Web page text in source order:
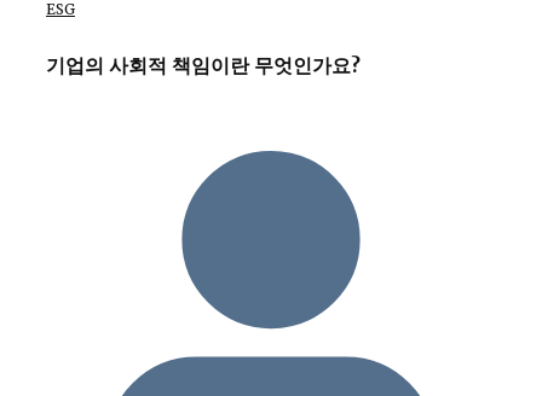
ESG
기업의 사회적 책임이란 무엇인가요?